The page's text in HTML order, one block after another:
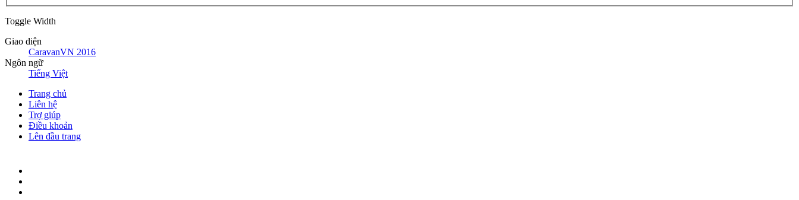
Toggle Width
Giao diện
CaravanVN 2016
Ngôn ngữ
Tiếng Việt
Trang chủ
Liên hệ
Trợ giúp
Điều khoản
Lên đầu trang